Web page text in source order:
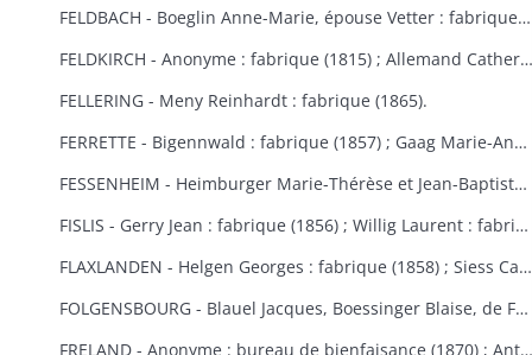
FELDBACH - Boeglin Anne-Marie, épouse Vetter : fabrique et pauvres (1850-1853).
FELDKIRCH - Anonyme : fabrique (1815) ; Allemand Catherine : fabrique (1840) ; Friess Marie-Anne : fabrique de Bollwiller et Feldkirch (1825) (voir aussi Bollwiller) ; Geiller Apolline, épouse Riber : fabrique (1847) ; Neff Etienne, Michel Madeleine, épouse Martin, de Bollwiller : fabrique (1834) ; Pfulb François-Joseph : fabriques de Feldkirch et Bollwiller (1819) ; Pfulb Rémi, de Bollwiller : fabrique (1835-1846) ; épouse Pfulb Richard, Mayer Catherine, épouse Zagula, Strieh Elisabeth, épouse Fries : fabrique (1838) ; Strub Rémi, père, Durwell Jean-Adam : fabrique (1834) ; Willemann Marie-Anne, épouse Riber : fabrique (1839).
FELLERING - Meny Reinhardt : fabrique (1865).
FERRETTE - Bigennwald : fabrique (1857) ; Gaag Marie-Anne : bureau de bienfaisance et fabrique de Traubach-le-Haut (1869-1870) ; Gerbaulet Guillaume : bureau de bienfaisance et commune (1845-1858) ; Koechlin André : bureau de bienfaisance (1847) ; Schirmer, de Colmar : bureau de bienfaisance (1847).
FESSENHEIM - Heimburger Marie-Thérèse et Jean-Baptiste : fabrique (1862-1868) ; Schönauer Jacques : fabrique (1845).
FISLIS - Gerry Jean : fabrique (1856) ; Willig Laurent : fabrique (1853).
FLAXLANDEN - Helgen Georges : fabrique (1858) ; Siess Catherine, épouse Meyer : fabrique (1846) ; Steib Catherine, épouse Helgen : fabrique (1854) ; Steib Elisabeth, épouse Sies : fabrique (1851).
FOLGENSBOURG - Blauel Jacques, Boessinger Blaise, de Folgensbourg, Linder Anne-Marie, épouse Duringer, Moser, de Hagenthal-le-Haut, Runser Jacques, Runser Simon, héritiers Studer Philippe, Thannberger de Blotzheim : fabrique (1834-1839) ; Wicky Marie-Anne : commune (1865).
FRELAND - Anonyme : bureau de bienfaisance (1870) ; Antoine Jean-Nicolas : bureau de bienfaisance (1862) ; Bertrand Catherine : commune, fabrique et école (1823) ; Bertrand Marie-Catherine : fabrique (1853) ; Herqué Antoine : bureau de bienfaisance (1856).